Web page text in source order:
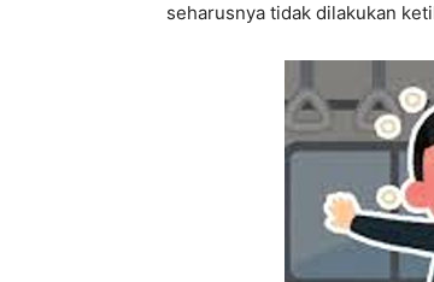
seharusnya tidak dilakukan